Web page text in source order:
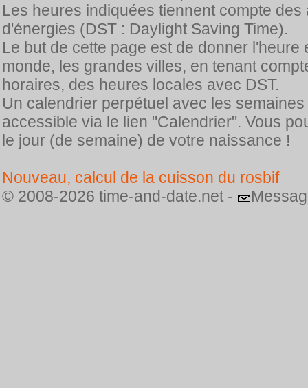
Les heures indiquées tiennent compte
d'énergies (DST : Daylight Saving Time).
Le but de cette page est de donner
monde, les grandes villes, en tenant
horaires, des heures locales avec DST.
Un calendrier perpétuel avec les
accessible via le lien "Calendrier". Vous
le jour (de semaine) de votre naissance !
Nouveau, calcul de la cuisson du rosbif
© 2008-2026 time-and-date.net -